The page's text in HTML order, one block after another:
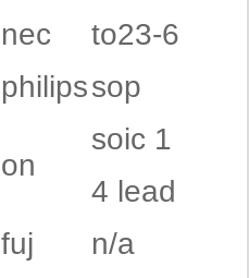
nec
to23-6
philipssop
on
soic 1
4 lead
fuj
n/a